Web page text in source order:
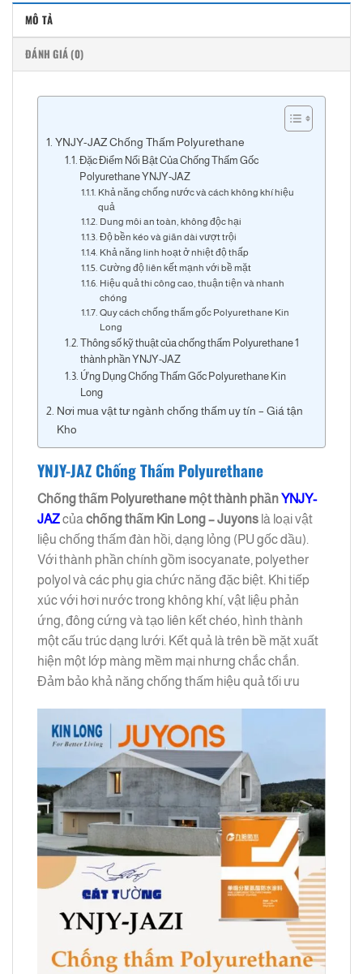
MÔ TẢ
ĐÁNH GIÁ (0)
YNJY-JAZ Chống Thấm Polyurethane
Đặc Điểm Nổi Bật Của Chống Thấm Gốc
Polyurethane YNJY-JAZ
Khả năng chống nước và cách không khí hiệu
quả
Dung môi an toàn, không độc hại
Độ bền kéo và giãn dài vượt trội
Khả năng linh hoạt ở nhiệt độ thấp
Cường độ liên kết mạnh với bề mặt
Hiệu quả thi công cao, thuận tiện và nhanh
chóng
Quy cách chống thấm gốc Polyurethane Kin
Long
Thông số kỹ thuật của chống thấm Polyurethane 1
thành phần YNJY-JAZ
Ứng Dụng Chống Thấm Gốc Polyurethane Kin
Long
Nơi mua vật tư ngành chống thấm uy tín – Giá tận
Kho
YNJY-JAZ Chống Thấm Polyurethane
Chống thấm Polyurethane một thành phầnYNJY-
JAZcủa chống thấm Kin Long – Juyons là loại vật
liệu chống thấm đàn hồi, dạng lỏng (PU gốc dầu).
Với thành phần chính gồm isocyanate, polyether
polyol và các phụ gia chức năng đặc biệt. Khi tiếp
xúc với hơi nước trong không khí, vật liệu phản
ứng, đông cứng và tạo liên kết chéo, hình thành
một cấu trúc dạng lưới. Kết quả là trên bề mặt xuất
hiện một lớp màng mềm mại nhưng chắc chắn.
Đảm bảo khả năng chống thấm hiệu quả tối ưu